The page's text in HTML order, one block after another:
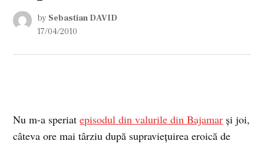
by Sebastian DAVID
17/04/2010
Nu m-a speriatepisodul din valurile din Bajamar şi joi,
câteva ore mai târziu după supravieţuirea eroică de